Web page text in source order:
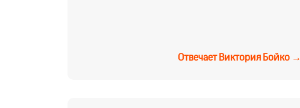
Отвечает Виктория Бойко→